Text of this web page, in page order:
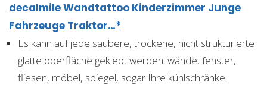
decalmile Wandtattoo Kinderzimmer Junge
Fahrzeuge Traktor…*
Es kann auf jede saubere, trockene, nicht strukturierte
glatte oberfläche geklebt werden: wände, fenster,
fliesen, möbel, spiegel, sogar Ihre kühlschränke.